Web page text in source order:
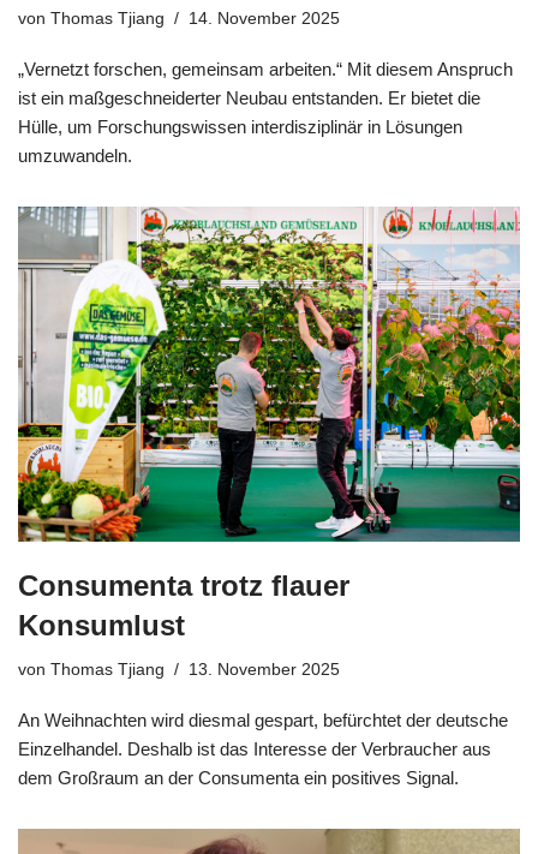
von Thomas Tjiang 14. November 2025
„Vernetzt forschen, gemeinsam arbeiten.“ Mit diesem Anspruch
ist ein maßgeschneiderter Neubau entstanden. Er bietet die
Hülle, um Forschungswissen interdisziplinär in Lösungen
umzuwandeln.
Consumenta trotz flauer
Konsumlust
von Thomas Tjiang 13. November 2025
An Weihnachten wird diesmal gespart, befürchtet der deutsche
Einzelhandel. Deshalb ist das Interesse der Verbraucher aus
dem Großraum an der Consumenta ein positives Signal.